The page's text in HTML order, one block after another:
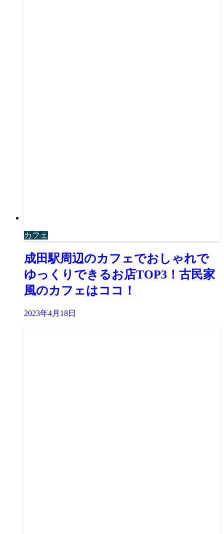
カフェ
成田駅周辺のカフェでおしゃれで
ゆっくりできるお店TOP3！古民家
風のカフェはココ！
2023年4月18日